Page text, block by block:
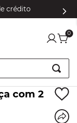
crédito
0
com 2